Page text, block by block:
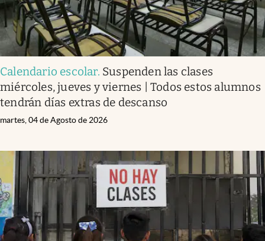
Calendario escolar. Suspenden las clases
miércoles, jueves y viernes | Todos estos alumnos
tendrán días extras de descanso
martes, 04 de Agosto de 2026